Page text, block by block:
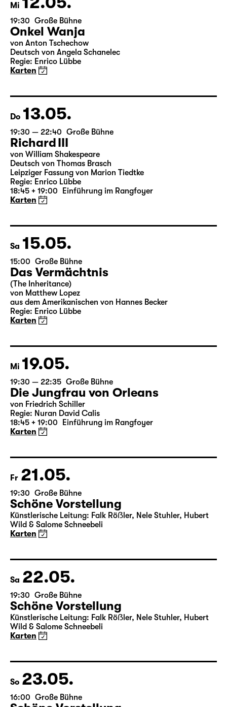
Mi 12.05.
19:30 Große Bühne
Onkel Wanja
Regie: Enrico Lübbe
Karten
Do 13.05.
19:30 — 22:40 Große Bühne
Richard III
von William Shakespeare
Deutsch von Thomas Brasch
18:45 + 19:00 Einführung im Rangfoyer
Karten
Sa 15.05.
15:00 Große Bühne
Das Vermächtnis
(The Inheritance)
Regie: Enrico Lübbe
Karten
Mi 19.05.
19:30 — 22:35 Große Bühne
Die Jungfrau von Orleans
18:45 + 19:00 Einführung im Rangfoyer
Karten
Fr 21.05.
19:30 Große Bühne
Schöne Vorstellung
Wild & Salome Schneebeli
Karten
Sa 22.05.
19:30 Große Bühne
Schöne Vorstellung
Wild & Salome Schneebeli
Karten